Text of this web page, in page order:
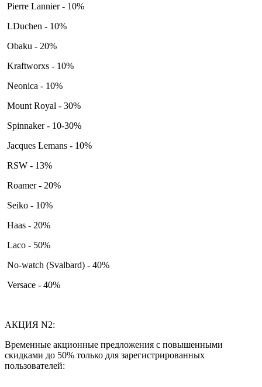
Pierre Lannier - 10%
LDuchen - 10%
Obaku - 20%
Kraftworxs - 10%
Neonica - 10%
Mount Royal - 30%
Spinnaker - 10-30%
Jacques Lemans - 10%
RSW - 13%
Roamer - 20%
Seiko - 10%
Haas - 20%
Laco - 50%
No-watch (Svalbard) - 40%
Versace - 40%
АКЦИЯ N2:
Временные акционные предложения с повышенными
скидками до 50% только для зарегистрированных
пользователей: